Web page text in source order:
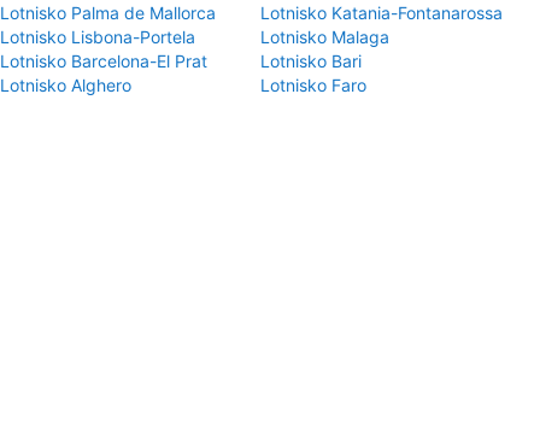
Lotnisko Palma de Mallorca
Lotnisko Katania-Fontanarossa
Lotnisko Lisbona-Portela
Lotnisko Malaga
Lotnisko Barcelona-El Prat
Lotnisko Bari
Lotnisko Alghero
Lotnisko Faro